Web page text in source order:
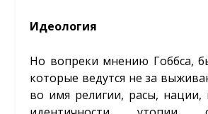
Идеология
Но вопреки мнению Гоббса,
которые ведутся не за
во имя религии, расы, нации,